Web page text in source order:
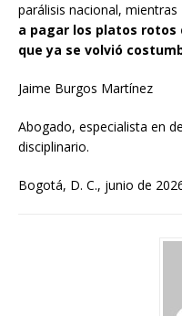
parálisis nacional, mientras
a pagar los platos
que ya se volvió
Jaime Burgos Martínez
Abogado, especialista en
disciplinario.
Bogotá, D. C., junio de